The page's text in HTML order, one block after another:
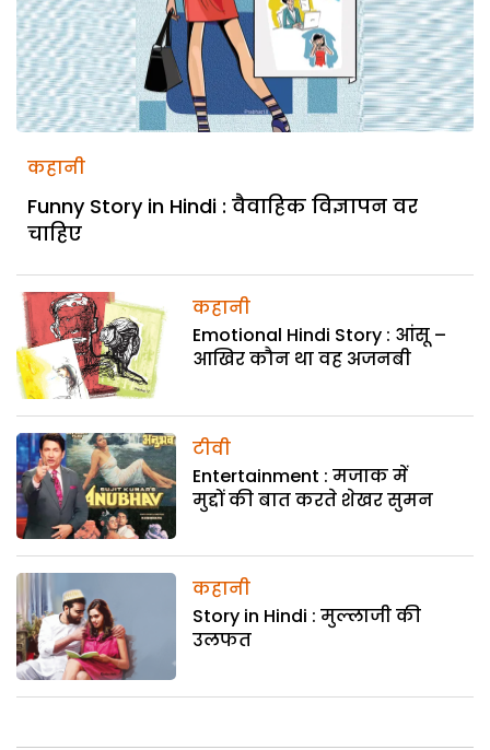
कहानी
Funny Story in Hindi : वैवाहिक विज्ञापन वर
चाहिए
कहानी
Emotional Hindi Story : आंसू –
आखिर कौन था वह अजनबी
टीवी
Entertainment : मजाक में
मुद्दों की बात करते शेखर सुमन
कहानी
Story in Hindi : मुल्लाजी की
उलफत